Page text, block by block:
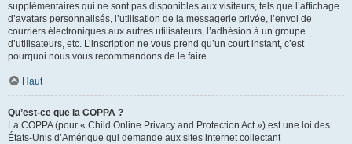
supplémentaires qui ne sont pas disponibles aux visiteurs, tels que l’affichage
d’avatars personnalisés, l’utilisation de la messagerie privée, l’envoi de
courriers électroniques aux autres utilisateurs, l’adhésion à un groupe
d’utilisateurs, etc. L’inscription ne vous prend qu’un court instant, c’est
pourquoi nous vous recommandons de le faire.
Haut
Qu’est-ce que la COPPA ?
La COPPA (pour « Child Online Privacy and Protection Act ») est une loi des
États-Unis d’Amérique qui demande aux sites internet collectant